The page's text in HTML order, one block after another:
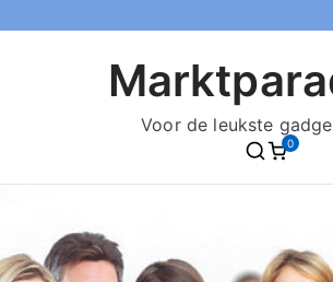
Voor de leukste
0